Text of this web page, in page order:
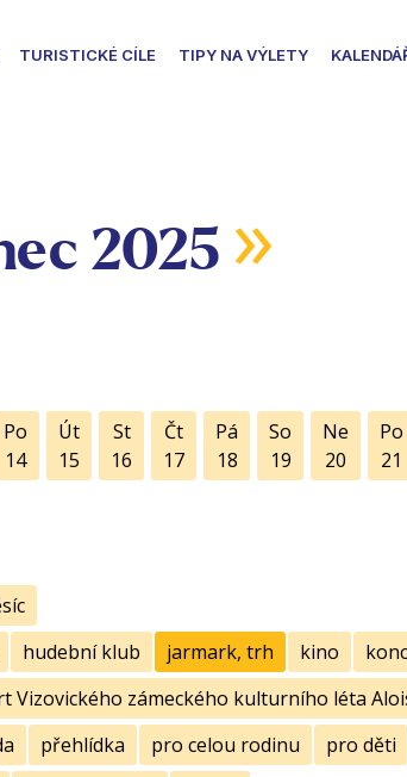
TURISTICKÉ CÍLE TIPY NA VÝLETY
2025 »
Po
14
Út
15
St
16
Čt
17
Pá
18
So
19
Ne
20
Po
21
hudební klub jarmark, trh kino
Vizovického zámeckého kulturního léta
přehlídka pro celou rodinu pro děti